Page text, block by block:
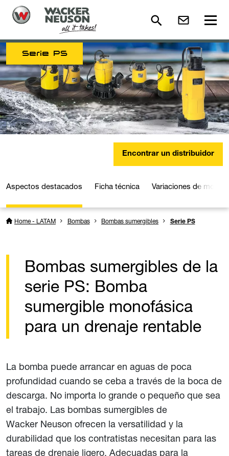
Serie PS
Encontrar un distribuidor
Aspectos destacados Ficha técnica Variaciones de modelo
Home - LATAM Bombas Bombas sumergibles Serie PS
Bombas sumergibles de la
serie PS: Bomba
sumergible monofásica
para un drenaje rentable
La bomba puede arrancar en aguas de poca
profundidad cuando se ceba a través de la boca de
descarga. No importa lo grande o pequeño que sea
el trabajo. Las bombas sumergibles de
Wacker Neuson ofrecen la versatilidad y la
durabilidad que los contratistas necesitan para las
tareas de drenaje ligero. Adecuadas para la